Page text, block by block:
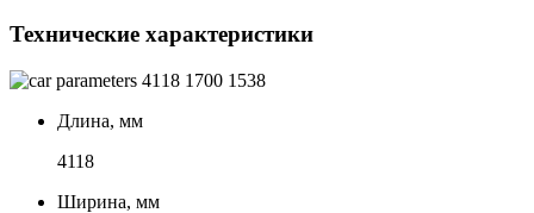
Технические характеристики
4118 1700 1538
Длина, мм
4118
Ширина, мм